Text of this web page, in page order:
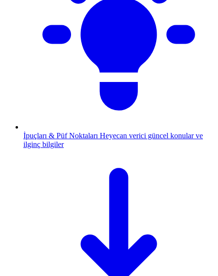
İpuçları & Püf Noktaları Heyecan verici güncel konular ve
ilginç bilgiler